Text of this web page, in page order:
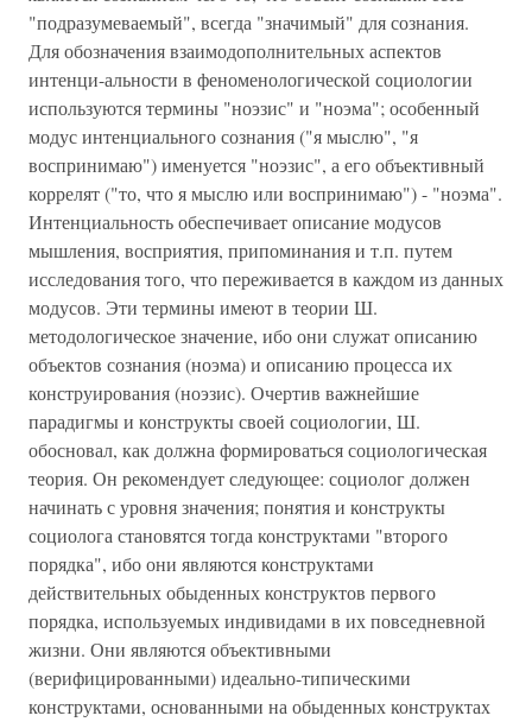
"подразумеваемый", всегда "значимый" для сознания.
Для обозначения взаимодополнительных аспектов
интенци-альности в феноменологической социологии
используются термины "ноэзис" и "ноэма"; особенный
модус интенциального сознания ("я мыслю", "я
воспринимаю") именуется "ноэзис", а его объективный
коррелят ("то, что я мыслю или воспринимаю") - "ноэма".
Интенциальность обеспечивает описание модусов
мышления, восприятия, припоминания и т.п. путем
исследования того, что переживается в каждом из данных
модусов. Эти термины имеют в теории Ш.
методологическое значение, ибо они служат описанию
объектов сознания (ноэма) и описанию процесса их
конструирования (ноэзис). Очертив важнейшие
парадигмы и конструкты своей социологии, Ш.
обосновал, как должна формироваться социологическая
теория. Он рекомендует следующее: социолог должен
начинать с уровня значения; понятия и конструкты
социолога становятся тогда конструктами "второго
порядка", ибо они являются конструктами
действительных обыденных конструктов первого
порядка, используемых индивидами в их повседневной
жизни. Они являются объективными
(верифицированными) идеально-типическими
конструктами, основанными на обыденных конструктах